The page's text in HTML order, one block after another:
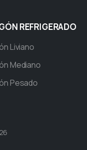
REFRIGERADO
Liviano
Mediano
Pesado